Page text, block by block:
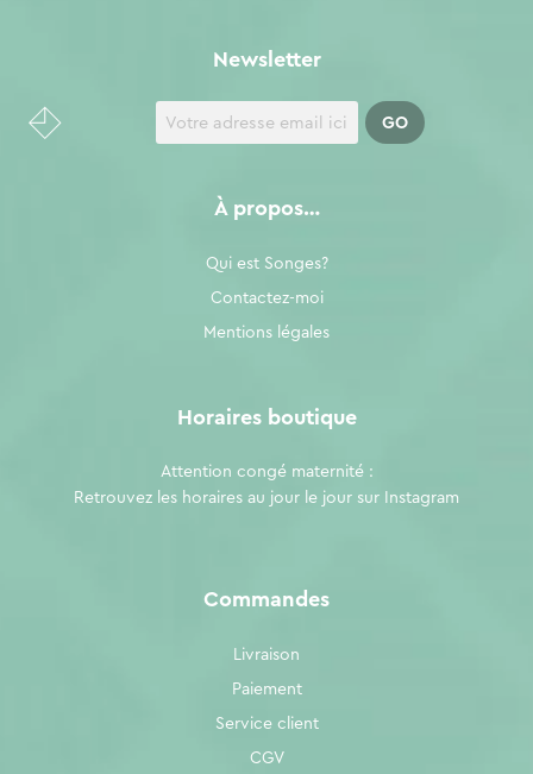
Commandes
Livraison
Paiement
Service client
CGV
À propos…
Qui est Songes?
Contactez-moi
Mentions légales
Newsletter
Horaires boutique
Attention congé maternité :
Retrouvez les horaires au jour le jour sur
Instagram